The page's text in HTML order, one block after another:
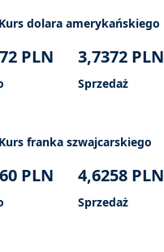
Kurs dolara amerykańskiego
PLN 3,7372 PLN
Sprzedaż
Kurs franka szwajcarskiego
PLN 4,6258 PLN
Sprzedaż